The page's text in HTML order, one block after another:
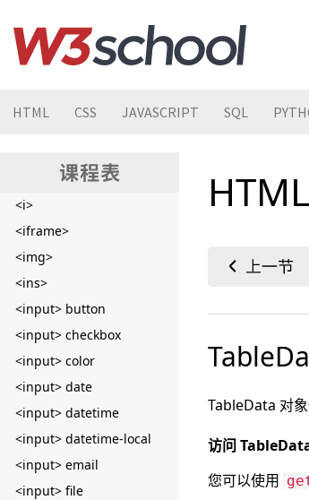
HTML CSS JAVASCRIPT SQL
<footer>
<form>
<i>
<iframe>
<img>
<ins>
<input> button
<input> checkbox
<input> color
<input> date
<input> datetime
<input> datetime-local
<input> email
<input> file
TableData 对
访问
您可以使用